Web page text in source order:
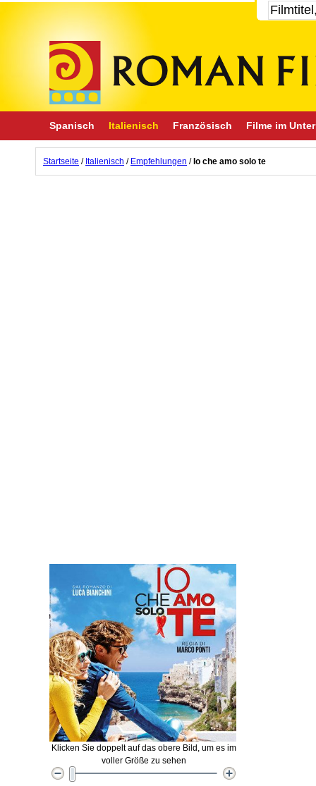
Spanisch Italienisch Französisch Filme im
Startseite / Italienisch / Empfehlungen / Io che amo solo te
Klicken Sie doppelt auf das obere Bild, um es im
voller Größe zu sehen